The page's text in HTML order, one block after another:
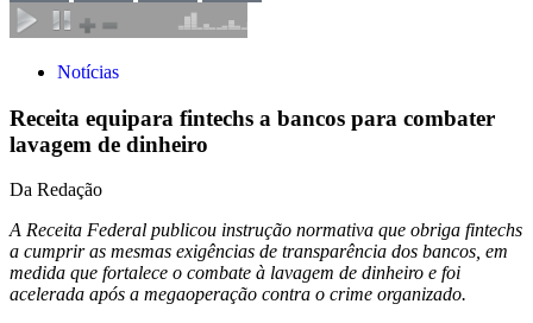
Notícias
Receita equipara fintechs a bancos para combater
lavagem de dinheiro
Da Redação
A Receita Federal publicou instrução normativa que obriga fintechs
a cumprir as mesmas exigências de transparência dos bancos, em
medida que fortalece o combate à lavagem de dinheiro e foi
acelerada após a megaoperação contra o crime organizado.